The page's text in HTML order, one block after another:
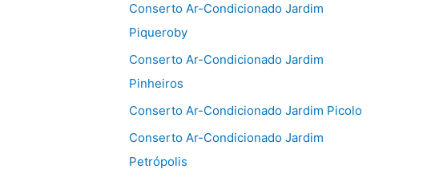
Conserto Ar-Condicionado Jardim
Piqueroby
Conserto Ar-Condicionado Jardim
Pinheiros
Conserto Ar-Condicionado Jardim Picolo
Conserto Ar-Condicionado Jardim
Petrópolis